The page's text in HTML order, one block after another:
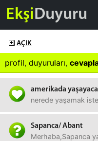
EkşiDuyuru
AÇIK
profil, duyuruları,
amerikada
nerede yaşamak
Sapanca/ Abant
Merhaba,Sapanca